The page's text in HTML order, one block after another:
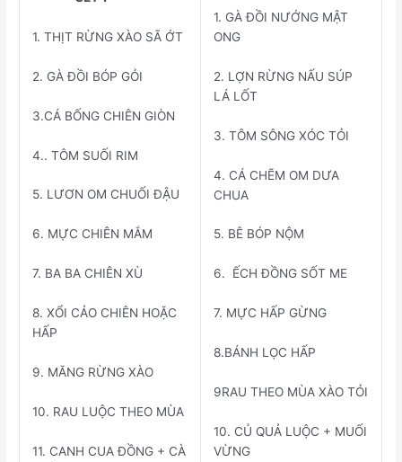
1. THỊT RỪNG XÀO SÃ ỚT
2. GÀ ĐỒI BÓP GỎI
3.CÁ BỐNG CHIÊN GIÒN
4.. TÔM SUỐI RIM
5. LƯƠN OM CHUỐI ĐẬU
6. MỰC CHIÊN MẮM
7. BA BA CHIÊN XÙ
8. XỔI CẢO CHIÊN HOẶC
HẤP
9. MĂNG RỪNG XÀO
10. RAU LUỘC THEO MÙA
11. CANH CUA ĐỒNG + CÀ
1. GÀ ĐỒI NƯỚNG MẬT
ONG
2. LỢN RỪNG NẤU SÚP
LÁ LỐT
3. TÔM SÔNG XÓC TỎI
4. CÁ CHẼM OM DƯA
CHUA
5. BÊ BÓP NỘM
6. ẾCH ĐỒNG SỐT ME
7. MỰC HẤP GỪNG
8.BÁNH LỌC HẤP
9RAU THEO MÙA XÀO TỎI
10. CỦ QUẢ LUỘC + MUỐI
VỪNG